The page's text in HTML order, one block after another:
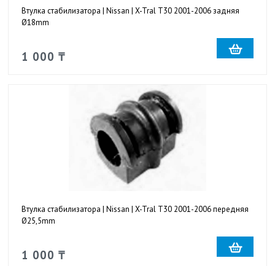
Втулка стабилизатора | Nissan | X-Tral T30 2001-2006 задняя
Ø18mm
1 000 ₸
Втулка стабилизатора | Nissan | X-Tral T30 2001-2006 передняя
Ø25,5mm
1 000 ₸